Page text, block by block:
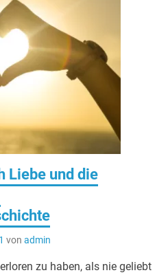
Liebe und die
von admin
zu haben, als nie geliebt